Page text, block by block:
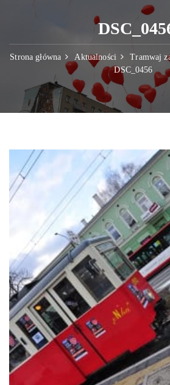
Strona główna Aktualności
Tramwaj
DSC_0456